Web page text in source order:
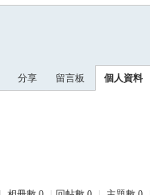
分享 留言板 個人資料